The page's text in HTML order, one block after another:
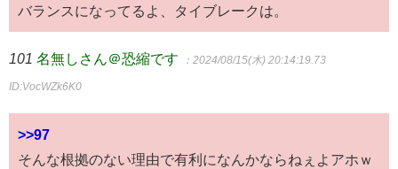
バランスになってるよ、タイブレークは。
101 名無しさん＠恐縮です ：2024/08/15(木) 20:14:19.73
ID:VocWZk6K0
>>97
そんな根拠のない理由で有利になんかならねぇよアホｗ